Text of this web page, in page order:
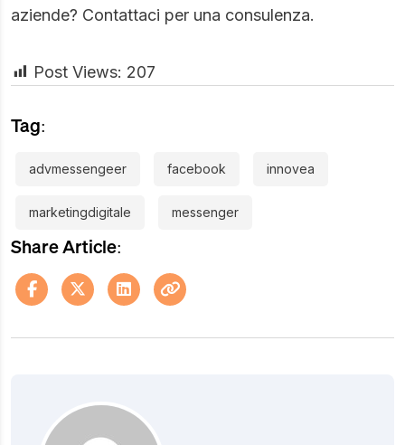
aziende? Contattaci per una consulenza.
Post Views: 207
Tag:
advmessengeer facebook innovea
marketingdigitale messenger
Share Article: